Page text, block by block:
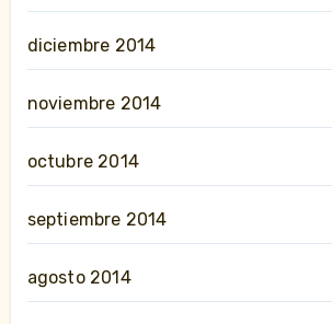
diciembre 2014
noviembre 2014
octubre 2014
septiembre 2014
agosto 2014